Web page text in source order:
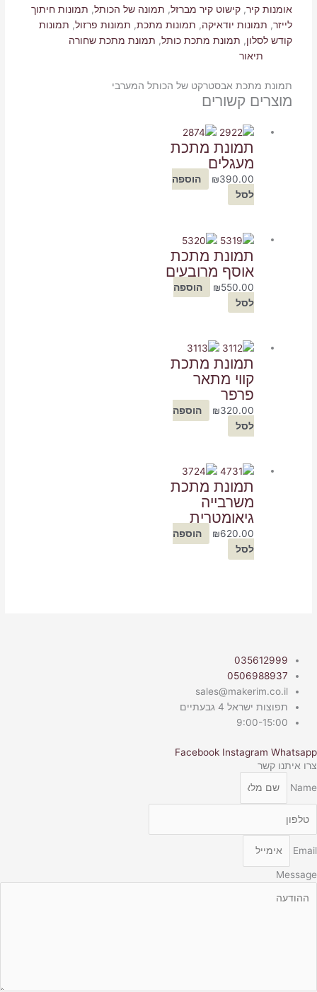
אומנות קיר, קישוט קיר מברזל, תמונה של הכותל, תמונות חיתוך
לייזר, תמונות יודאיקה, תמונות מתכת, תמונות פרזול, תמונות
קודש לסלון, תמונת מתכת כותל, תמונת מתכת שחורה
תיאור
תמונת מתכת אבסטרקט של הכותל המערבי
מוצרים קשורים
תמונת מתכת
מעגלים
₪390.00
הוספה
לסל
תמונת מתכת
אוסף מרובעים
₪550.00
הוספה
לסל
תמונת מתכת
קווי מתאר
פרפר
₪320.00
הוספה
לסל
תמונת מתכת
משרבייה
גיאומטרית
₪620.00
הוספה
לסל
035612999
0506988937
sales@makerim.co.il
תפוצות ישראל 4 גבעתיים
9:00-15:00
Facebook Instagram Whatsapp
צרו איתנו קשר
Name
Email
Message